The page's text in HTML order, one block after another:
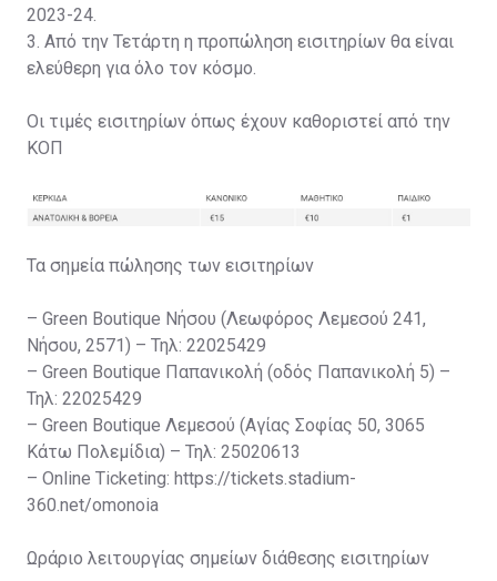
2023-24.
3. Από την Τετάρτη η προπώληση εισιτηρίων θα είναι
ελεύθερη για όλο τον κόσμο.
Οι τιμές εισιτηρίων όπως έχουν καθοριστεί από την
ΚΟΠ
Τα σημεία πώλησης των εισιτηρίων
– Green Boutique Νήσου (Λεωφόρος Λεμεσού 241,
Νήσου, 2571) – Τηλ: 22025429
– Green Boutique Παπανικολή (οδός Παπανικολή 5) –
Τηλ: 22025429
– Green Boutique Λεμεσού (Αγίας Σοφίας 50, 3065
Κάτω Πολεμίδια) – Τηλ: 25020613
– Online Ticketing: https://tickets.stadium-
360.net/omonoia
Ωράριο λειτουργίας σημείων διάθεσης εισιτηρίων